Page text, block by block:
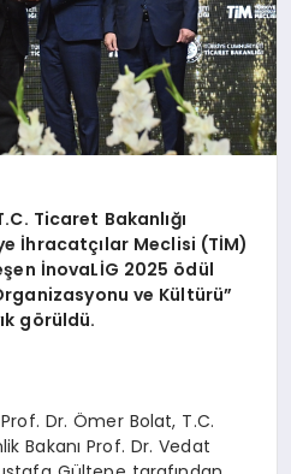
Ticaret Bakanlığı
İhracatçılar Meclisi (TİM)
İnovaLİG 2025 ödül
ve Kültürü”
ık görüldü.
Dr. Ömer Bolat, T.C.
Bakanı Prof. Dr. Vedat